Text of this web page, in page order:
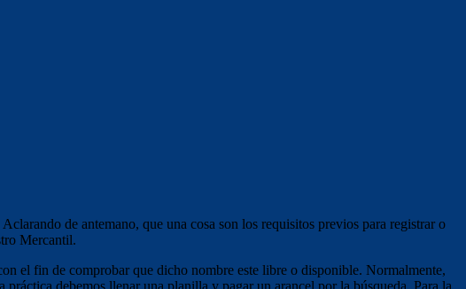
Aclarando de antemano, que una cosa son los requisitos previos para registrar o
Mercantil.
el fin de comprobar que dicho nombre este libre o disponible. Normalmente,
debemos llenar una planilla y pagar un arancel por la búsqueda. Para la